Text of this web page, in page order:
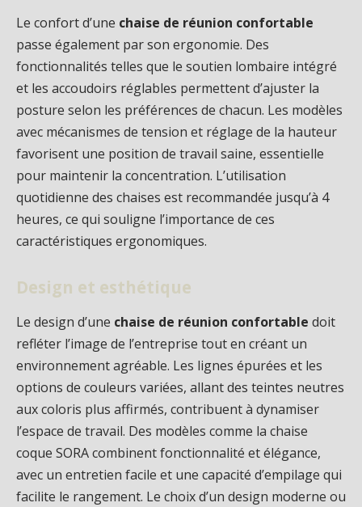
Le confort d’une chaise de réunion confortable
passe également par son ergonomie. Des
fonctionnalités telles que le soutien lombaire intégré
et les accoudoirs réglables permettent d’ajuster la
posture selon les préférences de chacun. Les modèles
avec mécanismes de tension et réglage de la hauteur
favorisent une position de travail saine, essentielle
pour maintenir la concentration. L’utilisation
quotidienne des chaises est recommandée jusqu’à 4
heures, ce qui souligne l’importance de ces
caractéristiques ergonomiques.
Design et esthétique
Le design d’une chaise de réunion confortable doit
refléter l’image de l’entreprise tout en créant un
environnement agréable. Les lignes épurées et les
options de couleurs variées, allant des teintes neutres
aux coloris plus affirmés, contribuent à dynamiser
l’espace de travail. Des modèles comme la chaise
coque SORA combinent fonctionnalité et élégance,
avec un entretien facile et une capacité d’empilage qui
facilite le rangement. Le choix d’un design moderne ou